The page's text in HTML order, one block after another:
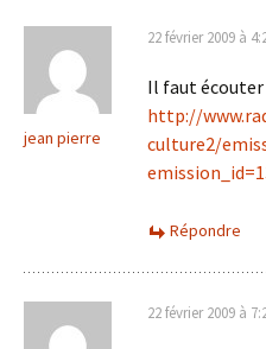
jean pierre
22 février 2009 à
Il faut
http://
culture2/
Répondre
22 février 2009 à